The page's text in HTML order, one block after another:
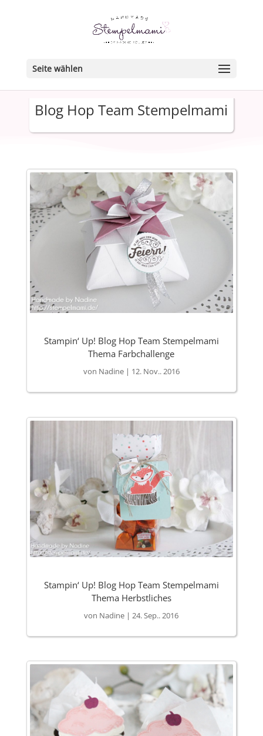
Seite wählen
Blog Hop Team Stempelmami
Stampin‘ Up! Blog Hop Team Stempelmami
Thema Farbchallenge
von Nadine| 12. Nov.. 2016
Stampin‘ Up! Blog Hop Team Stempelmami
Thema Herbstliches
von Nadine |24. Sep.. 2016